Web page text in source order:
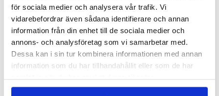
för sociala medier och analysera vår trafik. Vi
vidarebefordrar även sådana identifierare och annan
information från din enhet till de sociala medier och
annons- och analysföretag som vi samarbetar med.
Dessa kan i sin tur kombinera informationen med annan
information som du har tillhandahållit eller som de har
MIMI ÅKESSON,LINDA
SANNA SOFIA VUORI, CARA